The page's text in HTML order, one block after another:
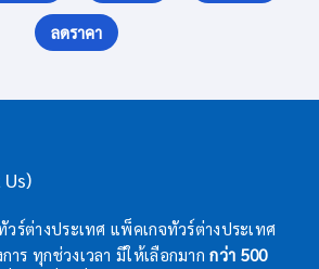
ลดราคา
ร์ต่างประเทศ แพ็คเกจทัวร์ต่างประเทศ
ร ทุกช่วงเวลา มีให้เลือกมากกว่า 500